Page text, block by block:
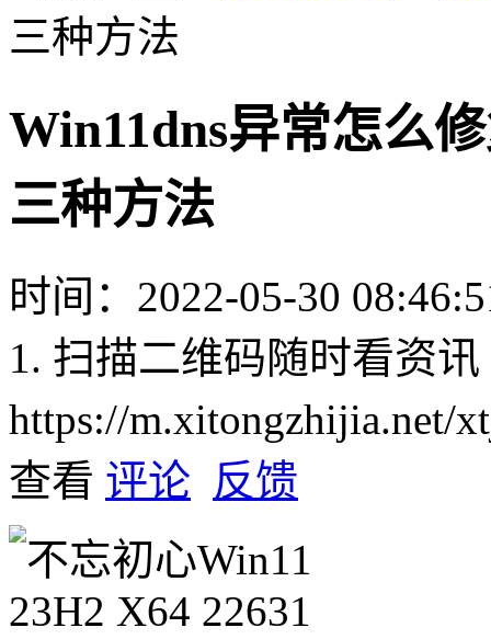
三种方法
Win11dns异常怎么
三种方法
时间：2022-05-30
1. 扫描二维码随时看资讯
https://m.xitongzhijia.net/
查看 评论 反馈